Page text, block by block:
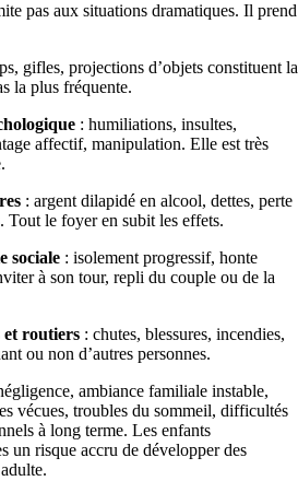
pas aux situations dramatiques. Il prend
gifles, projections d’objets constituent la
la plus fréquente.
: humiliations, insultes,
affectif, manipulation. Elle est très
: argent dilapidé en alcool, dettes, perte
Tout le foyer en subit les effets.
sociale : isolement progressif, honte
à son tour, repli du couple ou de la
et routiers : chutes, blessures, incendies,
ou non d’autres personnes.
ambiance familiale instable,
vécues, troubles du sommeil, difficultés
à long terme. Les enfants
un risque accru de développer des